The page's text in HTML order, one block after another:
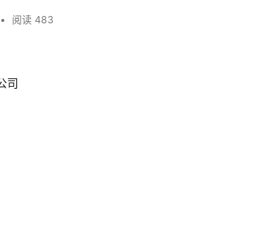
• 阅读 483
司